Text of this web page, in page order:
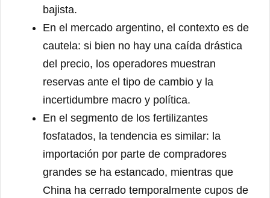
bajista.
En el mercado argentino, el contexto es de
cautela: si bien no hay una caída drástica
del precio, los operadores muestran
reservas ante el tipo de cambio y la
incertidumbre macro y política.
En el segmento de los fertilizantes
fosfatados, la tendencia es similar: la
importación por parte de compradores
grandes se ha estancado, mientras que
China ha cerrado temporalmente cupos de